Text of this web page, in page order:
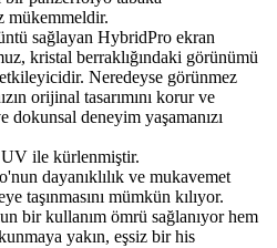
mükemmeldir.
sağlayan HybridPro ekran
kristal berraklığındaki görünümü
Neredeyse görünmez
orijinal tasarımını korur ve
dokunsal deneyim yaşamanızı
ile kürlenmiştir.
dayanıklılık ve mukavemet
taşınmasını mümkün kılıyor.
bir kullanım ömrü sağlanıyor hem
yakın, eşsiz bir his